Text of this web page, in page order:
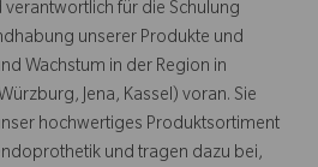
verantwortlich für die Schulung
unserer Produkte und
Wachstum in der Region in
Jena, Kassel) voran. Sie
hochwertiges Produktsortiment
und tragen dazu bei,